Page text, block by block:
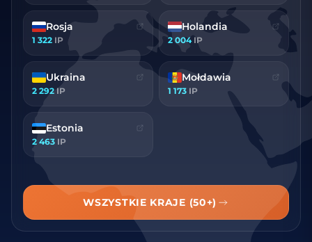
Rosja
1 322 IP
Holandia
2 004IP
Ukraina
2 292 IP
Mołdawia
1 173 IP
Estonia
2 463 IP
WSZYSTKIE KRAJE (50+)